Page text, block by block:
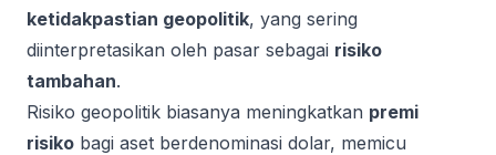
ketidakpastian geopolitik, yang sering
diinterpretasikan oleh pasar sebagai risiko
tambahan.
Risiko geopolitik biasanya meningkatkan premi
risiko bagi aset berdenominasi dolar, memicu